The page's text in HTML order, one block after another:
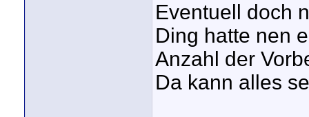
Eventuell doch
Ding hatte nen
Anzahl der
Da kann alles